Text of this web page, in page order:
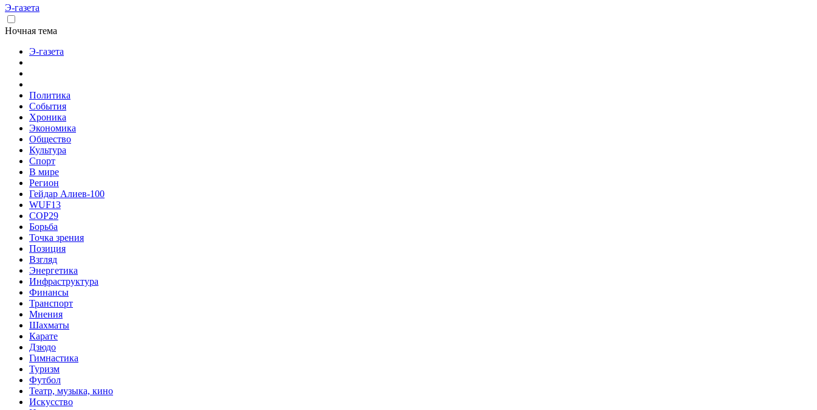
Э-газета
Ночная тема
Э-газета
Политика
События
Хроника
Экономика
Общество
Культура
Спорт
В мире
Регион
Гейдар Алиев-100
WUF13
COP29
Борьба
Точка зрения
Позиция
Взгляд
Энергетика
Инфраструктура
Финансы
Транспорт
Мнения
Шахматы
Карате
Дзюдо
Гимнастика
Туризм
Футбол
Театр, музыка, кино
Искусство